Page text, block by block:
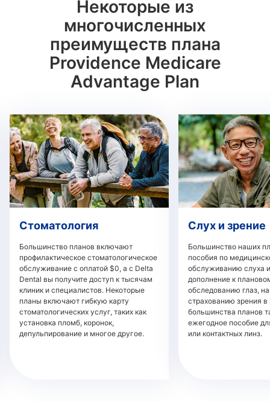
Некоторые из
многочисленных
преимуществ плана
Providence Medicare
Advantage Plan
Стоматология
Большинство планов включают
профилактическое стоматологическое
обслуживание с оплатой $0, а с Delta
Dental вы получите доступ к тысячам
клиник и специалистов. Некоторые
планы включают гибкую карту
стоматологических услуг, таких как
установка пломб, коронок,
депульпирование и многое другое.
Слух и зрение
Большинство наших
пособия по
обслуживанию слуха
дополнение к
обследованию глаз,
страхованию зрения в
большинства планов
ежегодное пособие
или контактных линз.